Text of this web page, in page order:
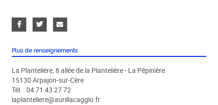
Plus de renseignements
La Plantelière, 8 allée de la Plantelière - La Pépinière
15130 Arpajon-sur-Cère
Tél. : 04 71 43 27 72
laplanteliere@aurillacagglo.fr